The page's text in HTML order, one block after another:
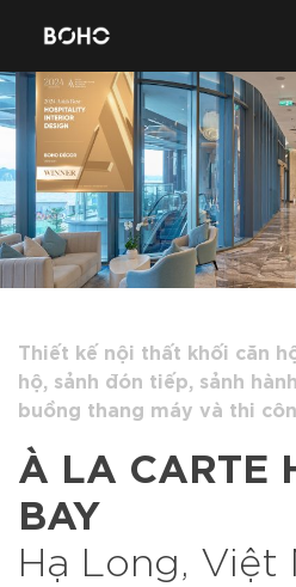
Thiết kế nội thất khối căn
hộ, sảnh đón tiếp, sảnh
buồng thang máy và thi
À LA CARTE
BAY
Hạ Long, Việt